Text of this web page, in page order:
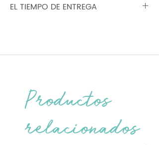
base tubular de aluminio
EL TIEMPO DE ENTREGA
Productos
relacionados